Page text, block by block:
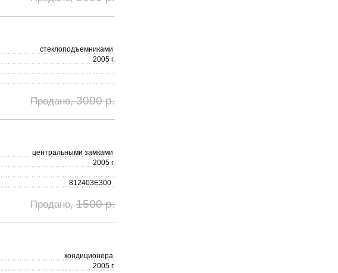
стеклоподъемниками
2005 г.
Продано,3000 р.
центральными замками
2005 г.
812403E300
Продано,1500 р.
кондиционера
2005 г.